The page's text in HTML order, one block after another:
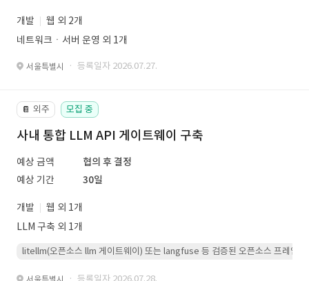
개발
웹 외 2개
네트워크ㆍ서버 운영 외 1개
서울특별시 · 등록일자 2026.07.27.
📔 외주 모집 중
사내 통합 LLM API 게이트웨이 구축
예상 금액
협의 후 결정
예상 기간
30일
개발
웹 외 1개
LLM 구축 외 1개
litellm(오픈소스 llm 게이트웨이) 또는 langfuse 등 검증된 오픈소스 프레임워
서울특별시 · 등록일자 2026.07.28.